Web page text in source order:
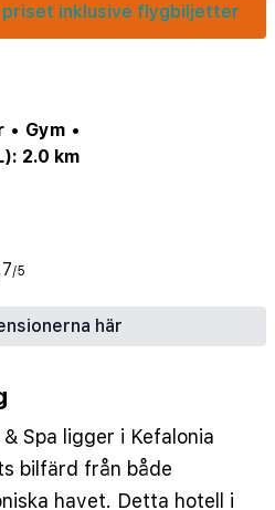
inklusive flygbiljetter
• Gym •
2.0 km
/5
här
Spa ligger i Kefalonia
bilfärd från både
havet. Detta hotell i